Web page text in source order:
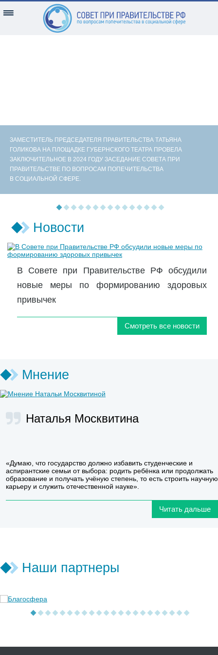
ЗАМЕСТИТЕЛЬ ПРЕДСЕДАТЕЛЯ ПРАВИТЕЛЬСТВА ТАТЬЯНА
ГОЛИКОВА НА ПЛОЩАДКЕ ГУБЕРНСКОГО ТЕАТРА ПРОВЕЛА
ЗАКЛЮЧИТЕЛЬНОЕ В 2024 ГОДУ ЗАСЕДАНИЕ СОВЕТА ПРИ
ПРАВИТЕЛЬСТВЕ ПО ВОПРОСАМ ПОПЕЧИТЕЛЬСТВА
В СОЦИАЛЬНОЙ СФЕРЕ.
Новости
В Совете при Правительстве РФ обсудили
новые меры по формированию здоровых
привычек
Смотреть все новости
Мнение
Наталья Москвитина
«Думаю, что государство должно избавить студенческие и
аспирантские семьи от выбора: родить ребёнка или продолжать
образование и получать учёную степень, то есть строить научную
карьеру и служить отечественной науке».
Читать дальше
Наши партнеры